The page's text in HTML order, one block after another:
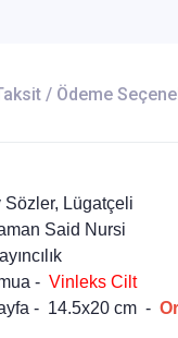
/ Ödeme
Lügatçeli
Said Nursi
- Vinleks Cilt
- 14.5x20 cm -